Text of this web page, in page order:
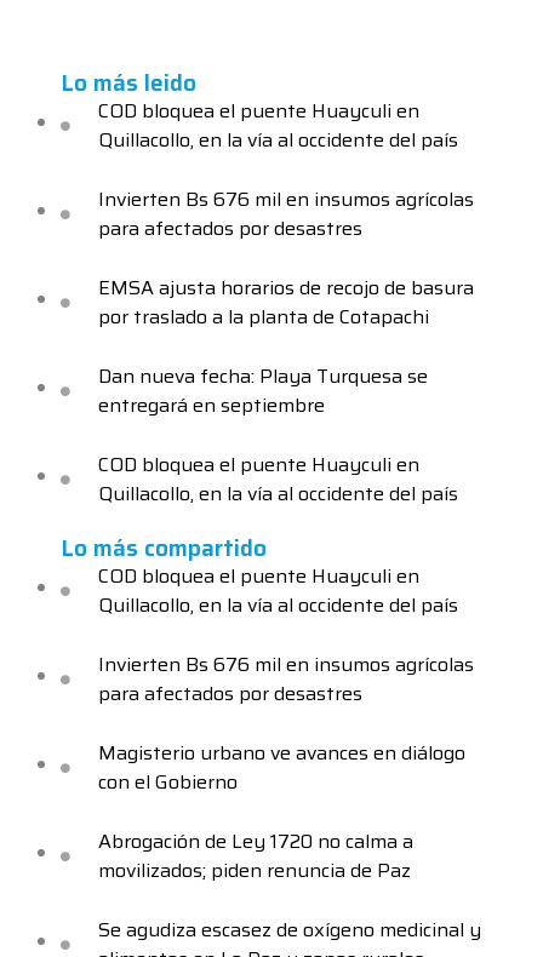
Lo más leido
COD bloquea el puente Huayculi en
Quillacollo, en la vía al occidente del país
Invierten Bs 676 mil en insumos agrícolas
para afectados por desastres
EMSA ajusta horarios de recojo de basura
por traslado a la planta de Cotapachi
Dan nueva fecha: Playa Turquesa se
entregará en septiembre
COD bloquea el puente Huayculi en
Quillacollo, en la vía al occidente del país
Lo más compartido
COD bloquea el puente Huayculi en
Quillacollo, en la vía al occidente del país
Invierten Bs 676 mil en insumos agrícolas
para afectados por desastres
Magisterio urbano ve avances en diálogo
con el Gobierno
Abrogación de Ley 1720 no calma a
movilizados; piden renuncia de Paz
Se agudiza escasez de oxígeno medicinal y